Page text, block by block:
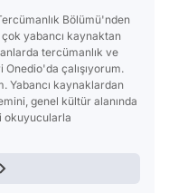
Bölümü'nden
yabancı kaynaktan
tercümanlık ve
Onedio'da çalışıyorum.
Yabancı kaynaklardan
genel kültür alanında
okuyucularla